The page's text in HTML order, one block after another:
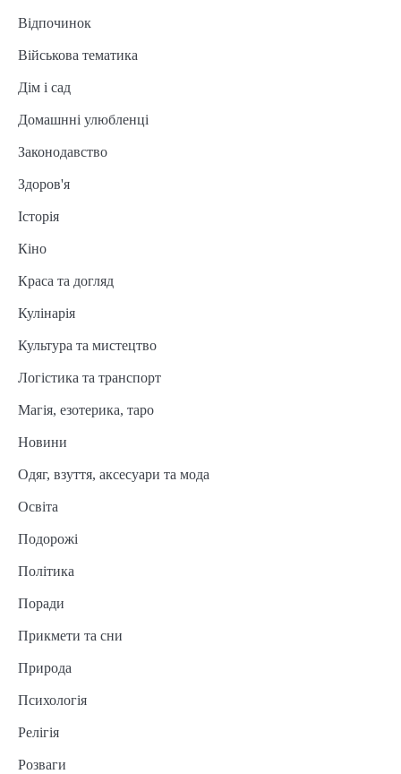
Відпочинок
Військова тематика
Дім і сад
Домашнні улюбленці
Законодавство
Здоров'я
Історія
Кіно
Краса та догляд
Кулінарія
Культура та мистецтво
Логістика та транспорт
Магія, езотерика, таро
Новини
Одяг, взуття, аксесуари та мода
Освіта
Подорожі
Політика
Поради
Прикмети та сни
Природа
Психологія
Релігія
Розваги